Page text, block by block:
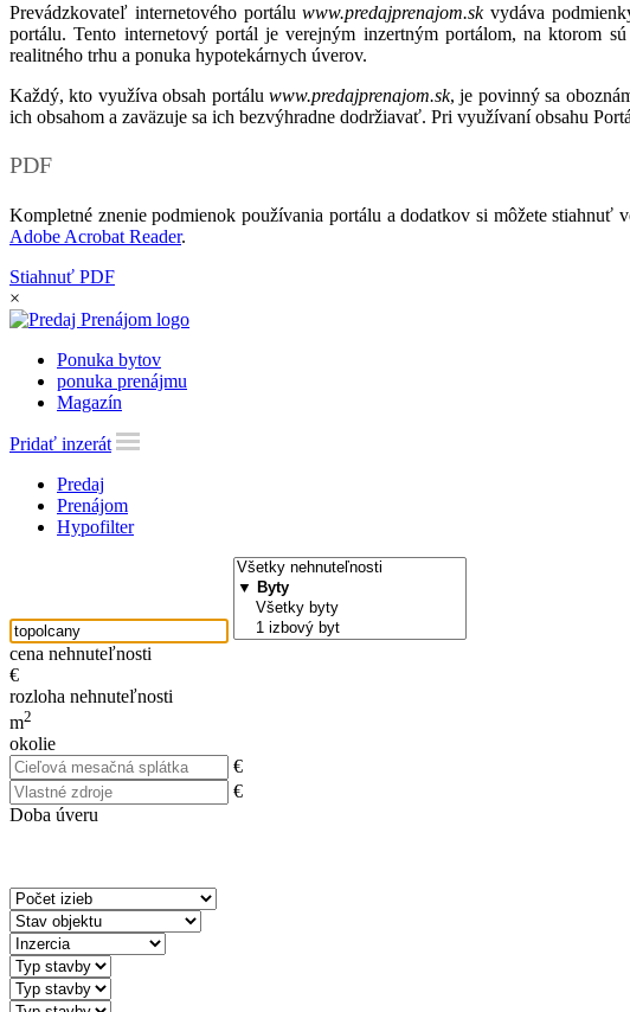
Prevádzkovateľ internetového portáluwww.predajprenajom.skvydáva
portálu. Tento internetový portál je verejným inzertným portálom, na ktorom
realitného trhu a ponuka hypotekárnych úverov.
Každý, kto využíva obsah portálu www.predajprenajom.sk, je povinný sa
ich obsahom a zaväzuje sa ich bezvýhradne dodržiavať. Pri využívaní obsahu
PDF
Kompletné znenie podmienok používania portálu a dodatkov si môžete stiahnuť
Adobe Acrobat Reader.
Stiahnuť PDF
×
Ponuka bytov
ponuka prenájmu
Magazín
Pridať inzerát
Predaj
Prenájom
Hypofilter
cena nehnuteľnosti
€
rozloha nehnuteľnosti
m2
okolie
€
€
Doba úveru